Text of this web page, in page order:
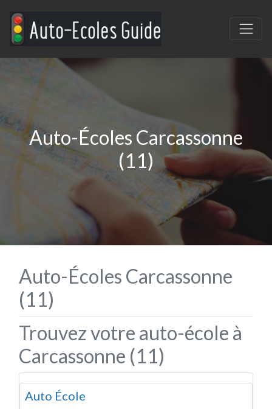
Auto-Écoles Carcassonne
(11)
Auto-Écoles Carcassonne
(11)
Trouvez votre auto-école à
Carcassonne (11)
Auto École